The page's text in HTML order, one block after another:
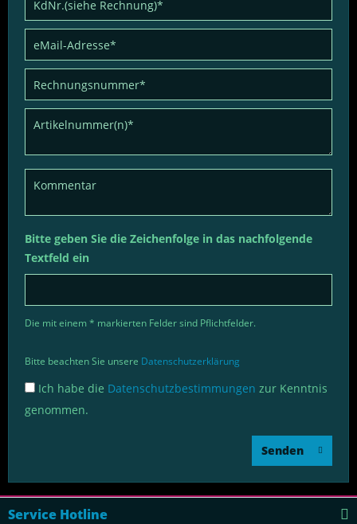
Bitte geben Sie die Zeichenfolge in das nachfolgende
Textfeld ein
Die mit einem * markierten Felder sind Pflichtfelder.
Bitte beachten Sie unsere Datenschutzerklärung
Ich habe die Datenschutzbestimmungen zur Kenntnis
genommen.
Senden
Service Hotline